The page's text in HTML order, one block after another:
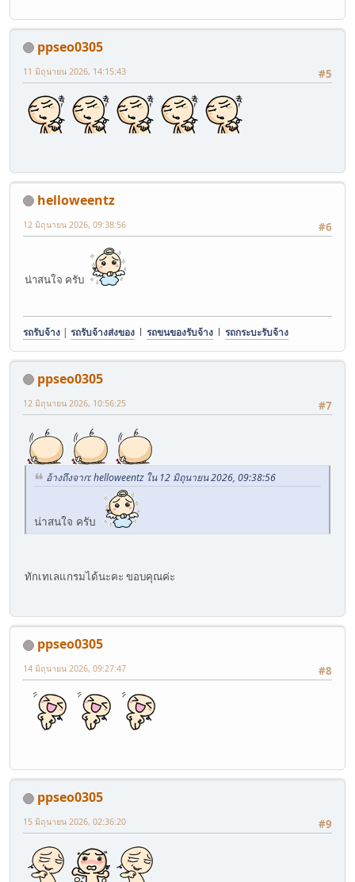
ppseo0305
#5
11 มิถุนายน 2026, 14:15:43
helloweentz
#6
12 มิถุนายน 2026, 09:38:56
น่าสนใจ ครับ
รถรับจ้าง | รถรับจ้างส่งของ l รถขนของรับจ้าง l รถกระบะรับจ้าง
ppseo0305
#7
12 มิถุนายน 2026, 10:56:25
อ้างถึงจาก: helloweentz ใน 12 มิถุนายน 2026, 09:38:56
น่าสนใจ ครับ
ทักเทเลแกรมได้นะคะ ขอบคุณค่ะ
ppseo0305
#8
14 มิถุนายน 2026, 09:27:47
ppseo0305
#9
15 มิถุนายน 2026, 02:36:20